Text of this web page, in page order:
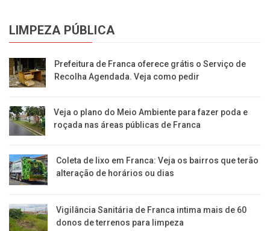
LIMPEZA PÚBLICA
Prefeitura de Franca oferece grátis o Serviço de
Recolha Agendada. Veja como pedir
Veja o plano do Meio Ambiente para fazer poda e
roçada nas áreas públicas de Franca
Coleta de lixo em Franca: Veja os bairros que terão
alteração de horários ou dias
Vigilância Sanitária de Franca intima mais de 60
donos de terrenos para limpeza